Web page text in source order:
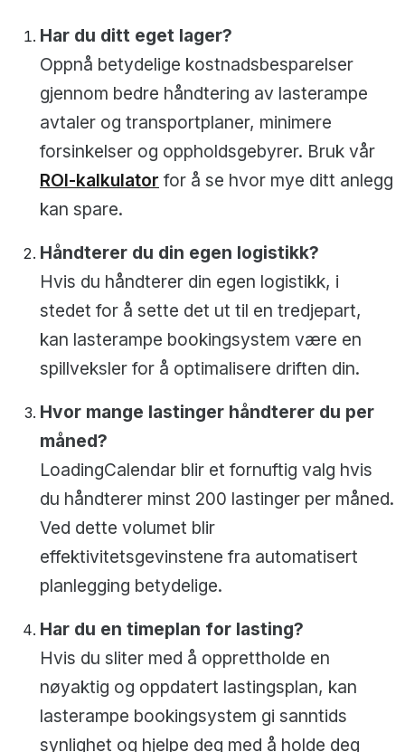
Har du ditt eget lager?
Oppnå betydelige kostnadsbesparelser
gjennom bedre håndtering av lasterampe
avtaler og transportplaner, minimere
forsinkelser og oppholdsgebyrer. Bruk vår
ROI-kalkulator for å se hvor mye ditt anlegg
kan spare.
Håndterer du din egen logistikk?
Hvis du håndterer din egen logistikk, i
stedet for å sette det ut til en tredjepart,
kan lasterampe bookingsystem være en
spillveksler for å optimalisere driften din.
Hvor mange lastinger håndterer du per
måned?
LoadingCalendar blir et fornuftig valg hvis
du håndterer minst 200 lastinger per måned.
Ved dette volumet blir
effektivitetsgevinstene fra automatisert
planlegging betydelige.
Har du en timeplan for lasting?
Hvis du sliter med å opprettholde en
nøyaktig og oppdatert lastingsplan, kan
lasterampe bookingsystem gi sanntids
synlighet og hjelpe deg med å holde deg